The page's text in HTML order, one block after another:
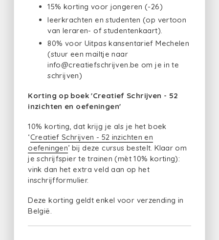
15% korting voor jongeren (-26)
leerkrachten en studenten (op vertoon
van leraren- of studentenkaart).
80% voor Uitpas kansentarief Mechelen
(stuur een mailtje naar
info@creatiefschrijven.be om je in te
schrijven)
Korting op boek 'Creatief Schrijven - 52
inzichten en oefeningen'
10% korting, dat krijg je als je het boek
‘Creatief Schrijven - 52 inzichten en
oefeningen’ bij deze cursus bestelt. Klaar om
je schrijfspier te trainen (mèt 10% korting):
vink dan het extra veld aan op het
inschrijfformulier.
Deze korting geldt enkel voor verzending in
België.